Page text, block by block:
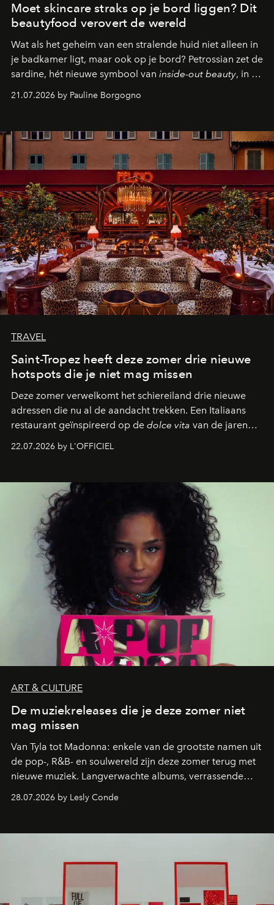
Moet skincare straks op je bord liggen? Dit
beautyfood verovert de wereld
Wat als het geheim van een stralende huid niet alleen in
je badkamer ligt, maar ook op je bord? Petrossian zet de
sardine, hét nieuwe symbool van inside-out beauty, in de
21.07.2026 by Pauline Borgogno
TRAVEL
Saint-Tropez heeft deze zomer drie nieuwe
hotspots die je niet mag missen
Deze zomer verwelkomt het schiereiland drie nieuwe
adressen die nu al de aandacht trekken. Een Italiaans
restaurant geïnspireerd op de dolce vita van de jaren
verandert in een bruisende ontmoetingsplek en de
neerstrijkt in Saint-Tropez. Dit zijn de nieuwe adressen
die deze zomer de toon zetten, van lange lunches tot
zwoele nachten.
22.07.2026 by L'OFFICIEL
ART & CULTURE
De muziekreleases die je deze zomer niet
mag missen
Van Tyla tot Madonna: enkele van de grootste namen uit
de pop-, R&B- en soulwereld zijn deze zomer terug met
nieuwe muziek. Langverwachte albums, verrassende
de releases die je niet mag missen.
28.07.2026 by Lesly Conde